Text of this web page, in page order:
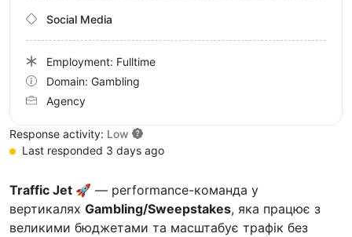
Traffic Jet 🚀 — performance-команда у
вертикалях Gambling/Sweepstakes, яка працює з
великими бюджетами та масштабує трафік без
Social Media
Employment: Fulltime
Domain: Gambling
Agency
Response activity: Low
Last responded 3 days ago